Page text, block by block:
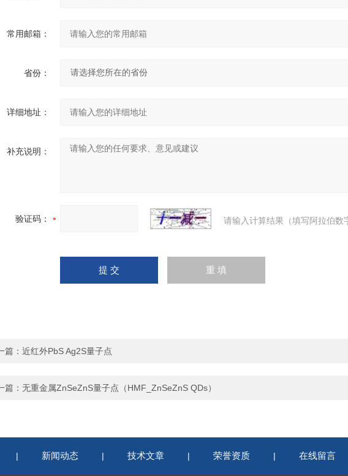
常用邮箱：
省份：
详细地址：
补充说明：
验证码： 请输入计算结果（填写阿拉伯数
篇： 近红外PbS Ag2S量子点
篇： 无重金属ZnSeZnS量子点（HMF_ZnSeZnS QDs）
| 新闻动态 | 技术文章 | 荣誉资质 | 在线留言